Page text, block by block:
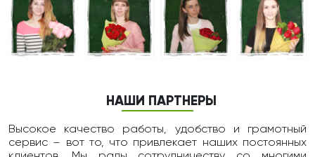
НАШИ ПАРТНЕРЫ
Высокое качество работы, удобство и грамотный
сервис – вот то, что привлекает наших постоянных